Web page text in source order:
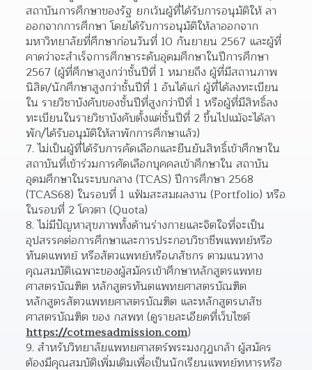
สถาบันการศึกษาของรัฐ ยกเว้นผู้ที่ได้รับการอนุมัติให้ ลา
ออกจากการศึกษา โดยได้รับการอนุมัติให้ลาออกจาก
มหาวิทยาลัยที่ศึกษาก่อนวันที่ 10 กันยายน 2567 และผู้ที่
คาดว่าจะสำเร็จการศึกษาระดับอุดมศึกษาในปีการศึกษา
2567 (ผู้ที่ศึกษาสูงกว่าชั้นปีที่ 1 หมายถึง ผู้ที่มีสถานภาพ
นิสิต/นักศึกษาสูงกว่าชั้นปีที่ 1 อันได้แก่ ผู้ที่ได้ลงทะเบียน
ใน รายวิชาบังคับของชั้นปีที่สูงกว่าปีที่ 1 หรือผู้ที่มีสิทธิ์ลง
ทะเบียนในรายวิชาบังคับตั้งแต่ชั้นปีที่ 2 ขึ้นไปแม้จะได้ลา
พัก/ได้รับอนุมัติให้ลาพักการศึกษาแล้ว)
ไม่เป็นผู้ที่ได้รับการคัดเลือกและยืนยันสิทธิ์เข้าศึกษาใน
สถาบันที่เข้าร่วมการศัดเลือกบุคคลเข้าศึกษาใน สถาบัน
อุดมศึกษาในระบบกลาง (TCAS) ปีการศึกษา 2568
(TCAS68) ในรอบที่ 1 แฟ้มสะสมผลงาน (Portfolio) หรือ
ในรอบที่ 2 โควตา (Quota)
ไม่มีปัญหาสุขภาพทั้งด้านร่างกายและจิตใจที่จะเป็น
อุปสรรคต่อการศึกษาและการประกอบวิชาชีพแพทย์หรือ
ทันตแพทย์ หรือสัตวแพทย์หรือเภสัชกร ตามแนวทาง
คุณสมบัติเฉพาะของผู้สมัครเข้าศึกษาหลักสูตรแพทย
ศาสตรบัณฑิต หลักสูตรทันตแพทยศาสตรบัณฑิต
หลักสูตรสัตวแพทยศาสตรบัณฑิต และหลักสูตรเภสัช
ศาสตรบัณฑิต ของ กสพท (ดูรายละเอียดที่เว็บไซต์
https://cotmesadmission.com)
สำหรับวิทยาลัยแพทยศาสตร์พระมงกุฎเกล้า ผู้สมัคร
ต้องมีคุณสมบัติเพิ่มเติมเพื่อเป็นนักเรียนแพทย์ทหารหรือ